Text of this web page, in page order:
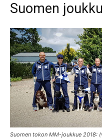
Suomen
Suomen tokon MM-joukkue 2018: